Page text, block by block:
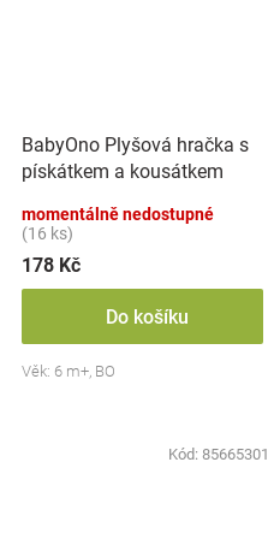
BabyOno Plyšová hračka s
pískátkem a kousátkem
momentálně nedostupné
(16 ks)
178 Kč
Do košíku
Věk: 6 m+, BO
Kód: 85665301